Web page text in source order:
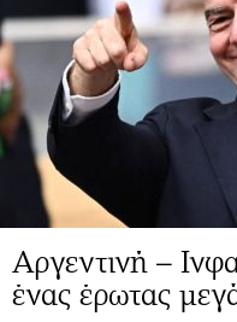
Αργεντινή –
ένας έρωτας